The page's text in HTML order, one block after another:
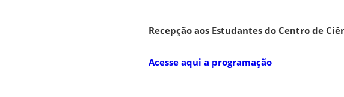
Recepção aos Estudantes do Centro de
Acesse aqui a programação